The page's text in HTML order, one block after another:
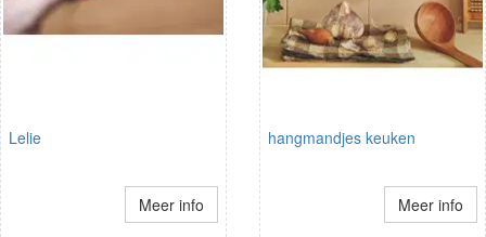
Lelie
Meer info
hangmandjes keuken
Meer info